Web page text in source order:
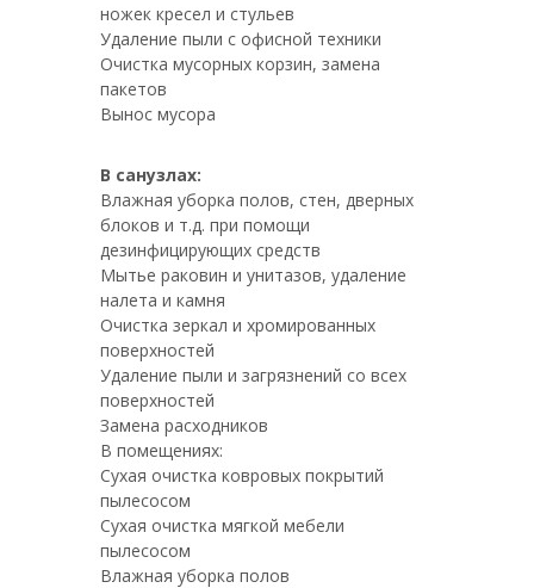
ножек кресел и стульев
Удаление пыли с офисной техники
Очистка мусорных корзин, замена
пакетов
Вынос мусора
В санузлах:
Влажная уборка полов, стен, дверных
блоков и т.д. при помощи
дезинфицирующих средств
Мытье раковин и унитазов, удаление
налета и камня
Очистка зеркал и хромированных
поверхностей
Удаление пыли и загрязнений со всех
поверхностей
Замена расходников
В помещениях:
Сухая очистка ковровых покрытий
пылесосом
Сухая очистка мягкой мебели
пылесосом
Влажная уборка полов